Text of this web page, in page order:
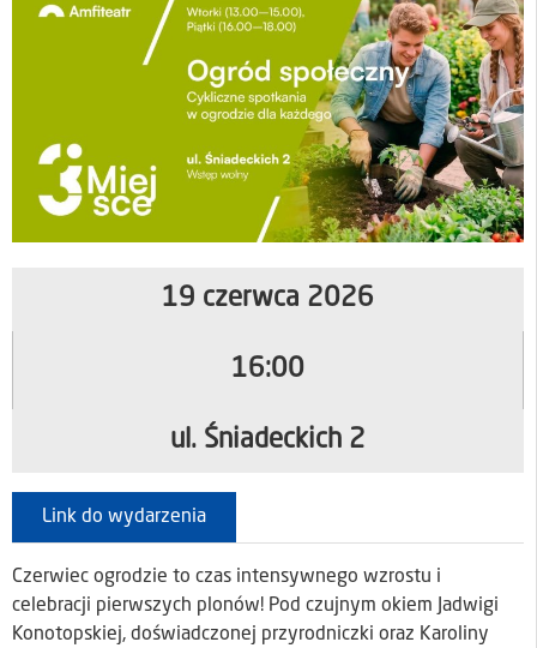
19 czerwca 2026
16:00
ul. Śniadeckich 2
Link do wydarzenia
Czerwiec ogrodzie to czas intensywnego wzrostu i
celebracji pierwszych plonów! Pod czujnym okiem Jadwigi
Konotopskiej, doświadczonej przyrodniczki oraz Karoliny